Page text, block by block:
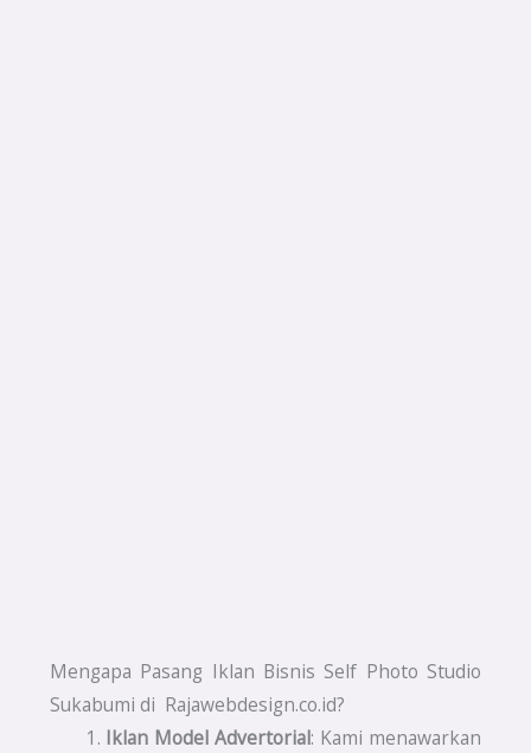
Mengapa Pasang Iklan Bisnis Self Photo Studio
Sukabumi di Rajawebdesign.co.id?
Iklan Model Advertorial: Kami menawarkan